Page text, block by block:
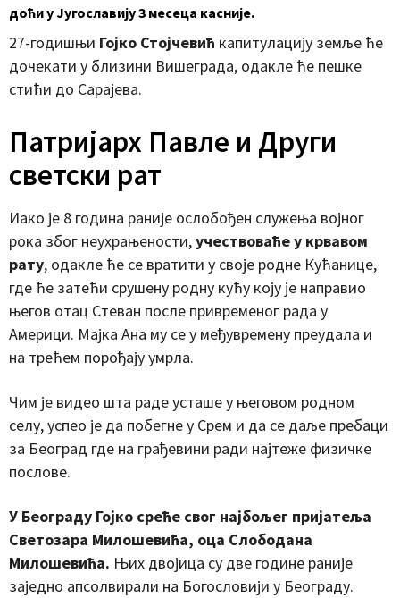
доћи у Југославију 3 месеца касније.
27-годишњи Гојко Стојчевић капитулацију земље ће
дочекати у близини Вишеграда, одакле ће пешке
стићи до Сарајева.
Патријарх Павле и Други
светски рат
Иако је 8 година раније ослобођен служења војног
рока због неухрањености,учествоваће у крвавом
рату, одакле ће се вратити у своје родне Кућанице,
где ће затећи срушену родну кућу коју је направио
његов отац Стеван после привременог рада у
Америци. Мајка Ана му се у међувремену преудала и
на трећем порођају умрла.
Чим је видео шта раде усташе у његовом родном
селу, успео је да побегне у Срем и да се даље пребаци
за Београд где на грађевини ради најтеже физичке
послове.
У Београду Гојко среће свог најбољег пријатеља
Светозара Милошевића, оца Слободана
Милошевића. Њих двојица су две године раније
заједно апсолвирали на Богословији у Београду.